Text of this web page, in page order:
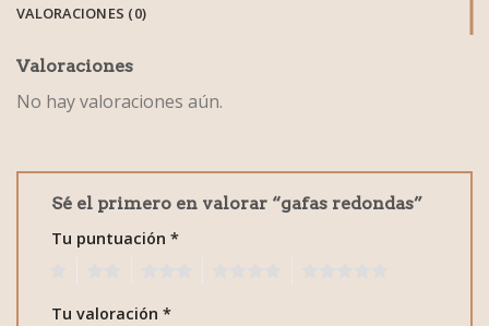
VALORACIONES (0)
Valoraciones
No hay valoraciones aún.
Sé el primero en valorar “gafas redondas”
Tu puntuación *
Tu valoración *